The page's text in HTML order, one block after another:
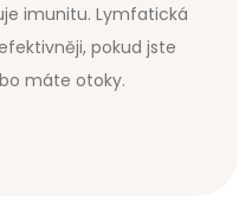
imunitu. Lymfatická
pokud jste
máte otoky.